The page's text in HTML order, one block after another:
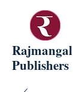
Rajmangal
Publishers